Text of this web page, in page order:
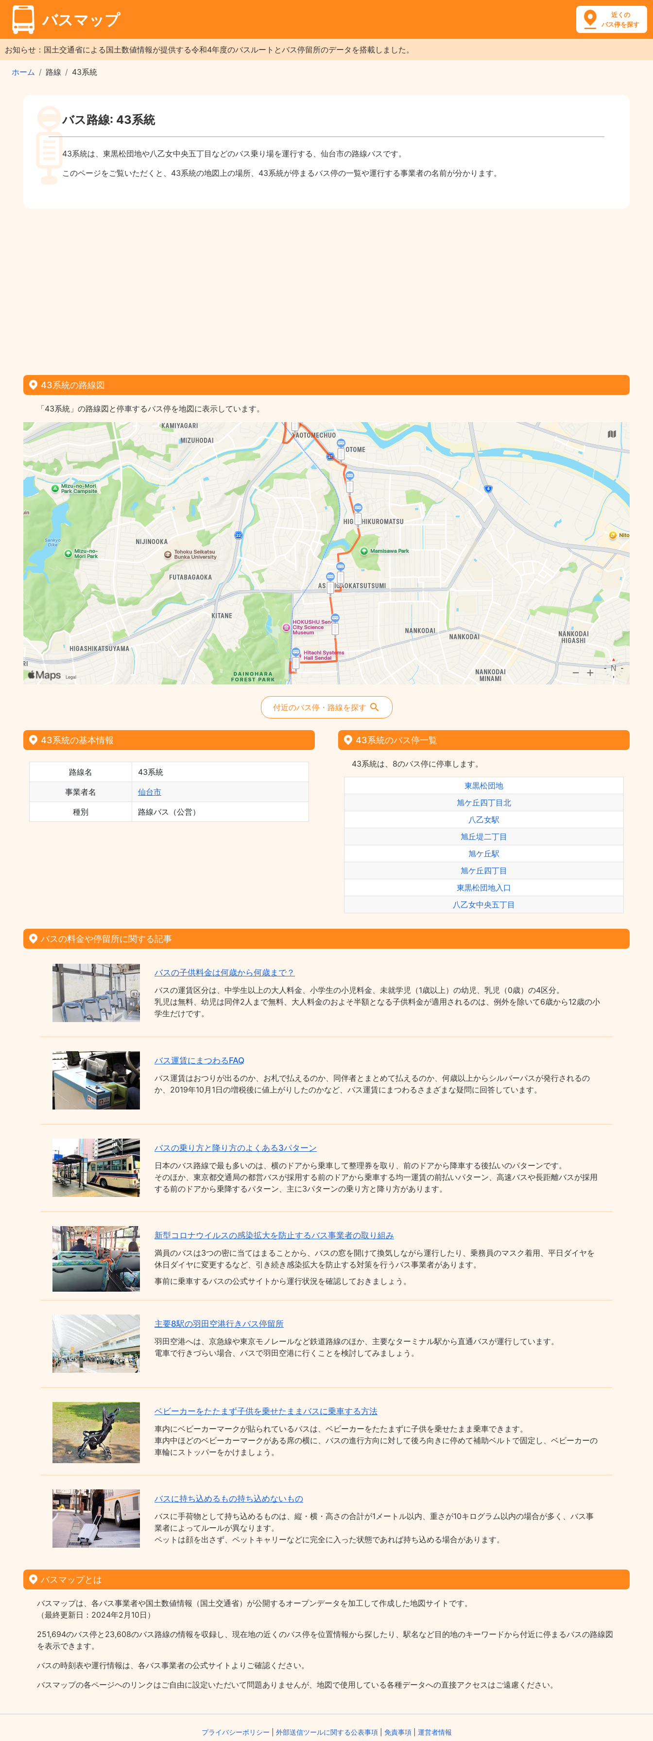
バスマップ
近くの
バス停を探す
お知らせ：国土交通省による国土数値情報が提供する令和4年度のバスルートとバス停留所のデータを搭載しました。
ホーム 路線 43系統
バス路線: 43系統
43系統は、東黒松団地や八乙女中央五丁目などのバス乗り場を運行する、仙台市の路線バスです。
このページをご覧いただくと、43系統の地図上の場所、43系統が停まるバス停の一覧や運行する事業者の名前が分かります。
43系統の路線図
「43系統」の路線図と停車するバス停を地図に表示しています。
付近のバス停・路線を探す
43系統の基本情報
路線名 43系統
事業者名 仙台市
種別 路線バス（公営）
43系統のバス停一覧
43系統は、8のバス停に停車します。
東黒松団地
旭ケ丘四丁目北
八乙女駅
旭丘堤二丁目
旭ケ丘駅
旭ケ丘四丁目
東黒松団地入口
八乙女中央五丁目
バスの料金や停留所に関する記事
バスの子供料金は何歳から何歳まで？
バスの運賃区分は、中学生以上の大人料金、小学生の小児料金、未就学児（1歳以上）の幼児、乳児（0歳）の4区分。
乳児は無料、幼児は同伴2人まで無料、大人料金のおよそ半額となる子供料金が適用されるのは、例外を除いて6歳から12歳の小
学生だけです。
バス運賃にまつわるFAQ
バス運賃はおつりが出るのか、お札で払えるのか、同伴者とまとめて払えるのか、何歳以上からシルバーパスが発行されるの
か、2019年10月1日の増税後に値上がりしたのかなど、バス運賃にまつわるさまざまな疑問に回答しています。
バスの乗り方と降り方のよくある3パターン
日本のバス路線で最も多いのは、横のドアから乗車して整理券を取り、前のドアから降車する後払いのパターンです。
そのほか、東京都交通局の都営バスが採用する前のドアから乗車する均一運賃の前払いパターン、高速バスや長距離バスが採用
する前のドアから乗降するパターン、主に3パターンの乗り方と降り方があります。
新型コロナウイルスの感染拡大を防止するバス事業者の取り組み
満員のバスは3つの密に当てはまることから、バスの窓を開けて換気しながら運行したり、乗務員のマスク着用、平日ダイヤを
休日ダイヤに変更するなど、引き続き感染拡大を防止する対策を行うバス事業者があります。
事前に乗車するバスの公式サイトから運行状況を確認しておきましょう。
主要8駅の羽田空港行きバス停留所
羽田空港へは、京急線や東京モノレールなど鉄道路線のほか、主要なターミナル駅から直通バスが運行しています。
電車で行きづらい場合、バスで羽田空港に行くことを検討してみましょう。
ベビーカーをたたまず子供を乗せたままバスに乗車する方法
車内にベビーカーマークが貼られているバスは、ベビーカーをたたまずに子供を乗せたまま乗車できます。
車内中ほどのベビーカーマークがある席の横に、バスの進行方向に対して後ろ向きに停めて補助ベルトで固定し、ベビーカーの
車輪にストッパーをかけましょう。
バスに持ち込めるもの持ち込めないもの
バスに手荷物として持ち込めるものは、縦・横・高さの合計が1メートル以内、重さが10キログラム以内の場合が多く、バス事
業者によってルールが異なります。
ペットは顔を出さず、ペットキャリーなどに完全に入った状態であれば持ち込める場合があります。
バスマップとは
バスマップは、各バス事業者や国土数値情報（国土交通省）が公開するオープンデータを加工して作成した地図サイトです。
（最終更新日：2024年2月10日）
251,694のバス停と23,608のバス路線の情報を収録し、現在地の近くのバス停を位置情報から探したり、駅名など目的地のキーワードから付近に停まるバスの路線図
を表示できます。
バスの時刻表や運行情報は、各バス事業者の公式サイトよりご確認ください。
バスマップの各ページヘのリンクはご自由に設定いただいて問題ありませんが、地図で使用している各種データへの直接アクセスはご遠慮ください。
プライバシーポリシー 外部送信ツールに関する公表事項| 免責事項| 運営者情報